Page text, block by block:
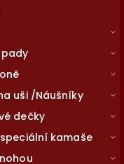
pady
uši /Náušníky
dečky
kamaše